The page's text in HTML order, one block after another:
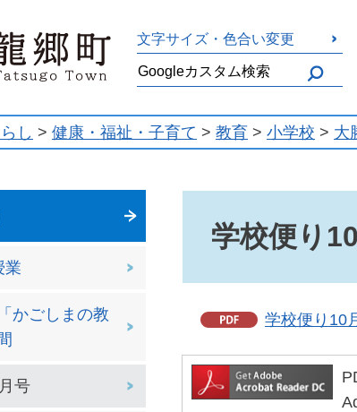
文字サイズ・色合い変更
し > 健康・福祉・子育て > 教育 > 小学校 > 大
業
かごしまの教
号
学校便り
学校便り10